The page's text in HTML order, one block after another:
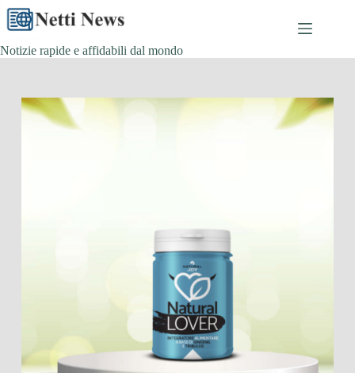
Skip
content
Notizie rapide e affidabili dal mondo